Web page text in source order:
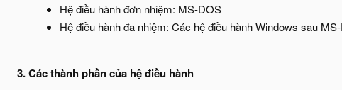
Hệ điều hành đơn nhiệm: MS-DOS
Hệ điều hành đa nhiệm: Các hệ điều hành Windows sau
3. Các thành phần của hệ điều hành